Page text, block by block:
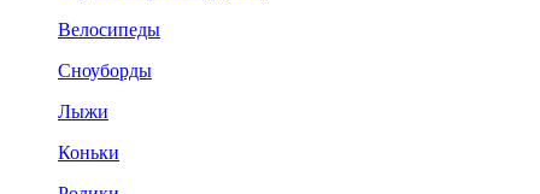
Велосипеды
Сноуборды
Лыжи
Коньки